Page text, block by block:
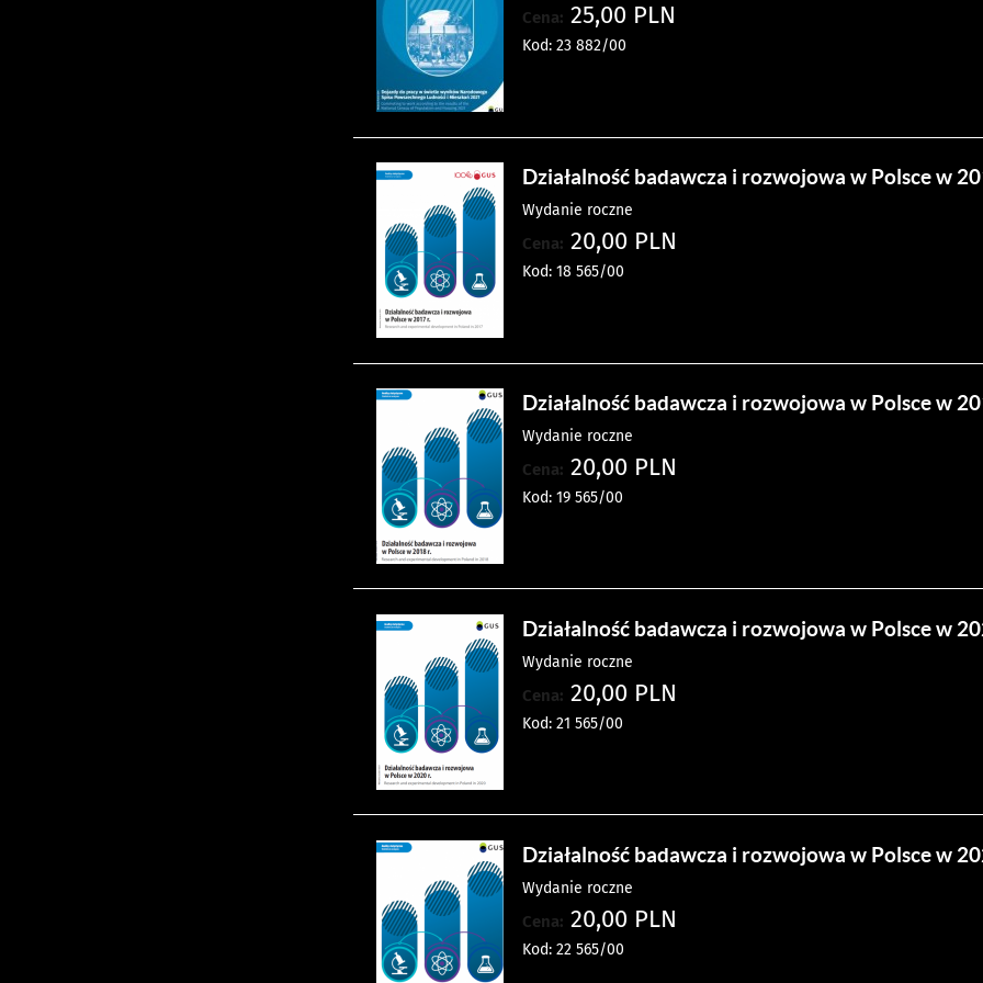
Cena: 25,00 PLN
Kod: 23 882/00
Działalność badawcza i rozwojowa w Polsce w
Wydanie roczne
Cena: 20,00 PLN
Kod: 18 565/00
Działalność badawcza i rozwojowa w Polsce w
Wydanie roczne
Cena: 20,00 PLN
Kod: 19 565/00
Działalność badawcza i rozwojowa w Polsce w
Wydanie roczne
Cena: 20,00 PLN
Kod: 21 565/00
Działalność badawcza i rozwojowa w Polsce w
Wydanie roczne
Cena: 20,00 PLN
Kod: 22 565/00